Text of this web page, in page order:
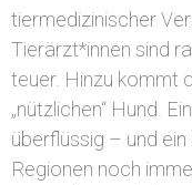
tiermedizinischer
Tierärzt*innen sind
teuer. Hinzu kommt
„nützlichen“ Hund.
überflüssig – und
Regionen noch